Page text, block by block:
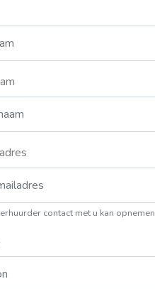
contact met u kan opnemen